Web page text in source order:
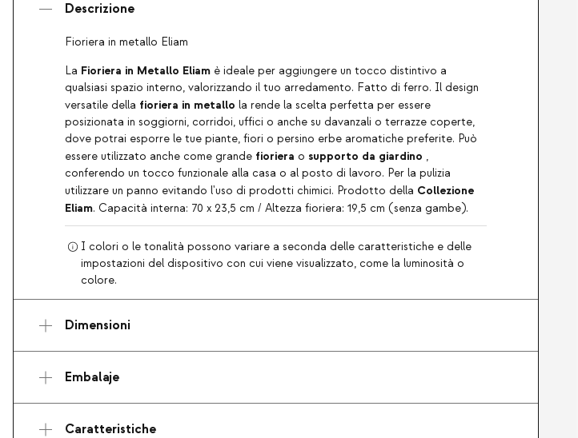
Descrizione
Fioriera in metallo Eliam
La Fioriera in Metallo Eliam è ideale per aggiungere un tocco distintivo a
qualsiasi spazio interno, valorizzando il tuo arredamento. Fatto di ferro. Il design
versatile della fioriera in metallo la rende la scelta perfetta per essere
posizionata in soggiorni, corridoi, uffici o anche su davanzali o terrazze coperte,
dove potrai esporre le tue piante, fiori o persino erbe aromatiche preferite. Può
essere utilizzato anche come grande fioriera o supporto da giardino ,
conferendo un tocco funzionale alla casa o al posto di lavoro. Per la pulizia
utilizzare un panno evitando l'uso di prodotti chimici. Prodotto della Collezione
Eliam. Capacità interna: 70 x 23,5 cm / Altezza fioriera: 19,5 cm (senza gambe).
I colori o le tonalità possono variare a seconda delle caratteristiche e delle
impostazioni del dispositivo con cui viene visualizzato, come la luminosità o
colore.
Dimensioni
Embalaje
Caratteristiche